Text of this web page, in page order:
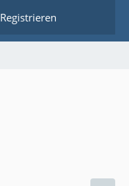
Registrieren